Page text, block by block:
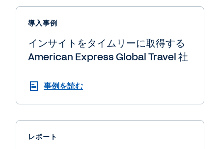
導入事例
インサイトをタイムリーに取得する
American Express Global Travel 社
事例を読む
レポート